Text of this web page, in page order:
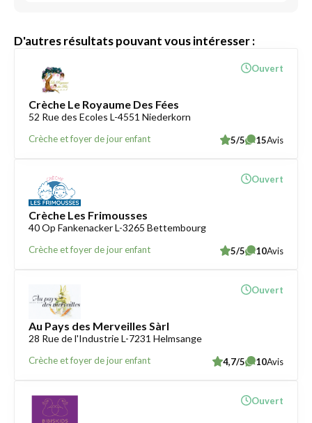
D'autres résultats pouvant vous intéresser :
Crèche Le Royaume Des Fées
52 Rue des Ecoles L-4551 Niederkorn
Crèche et foyer de jour enfant
Ouvert
5/5 15Avis
Crèche Les Frimousses
40 Op Fankenacker L-3265 Bettembourg
Crèche et foyer de jour enfant
Ouvert
5/5 10Avis
Au Pays des Merveilles Sàrl
28 Rue de l'Industrie L-7231 Helmsange
Crèche et foyer de jour enfant
Ouvert
4,7/5 10Avis
Ouvert